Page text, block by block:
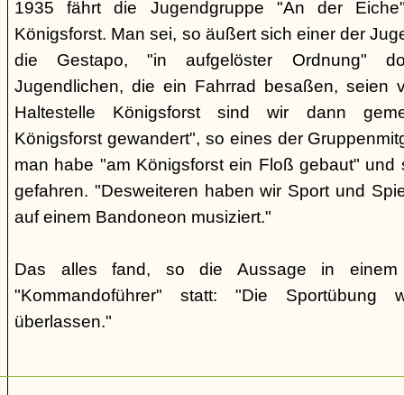
1935 fährt die Jugendgruppe "An der
Königsforst. Man sei, so äußert sich einer der
die Gestapo, "in aufgelöster Ordnung"
Jugendlichen, die ein Fahrrad besaßen, seien
Haltestelle Königsforst sind wir dann
Königsforst gewandert", so eines der
man habe "am Königsforst ein Floß gebaut" und
gefahren. "Desweiteren haben wir Sport und
auf einem Bandoneon musiziert."
Das alles fand, so die Aussage in einem
"Kommandoführer" statt: "Die Sportübung
überlassen."